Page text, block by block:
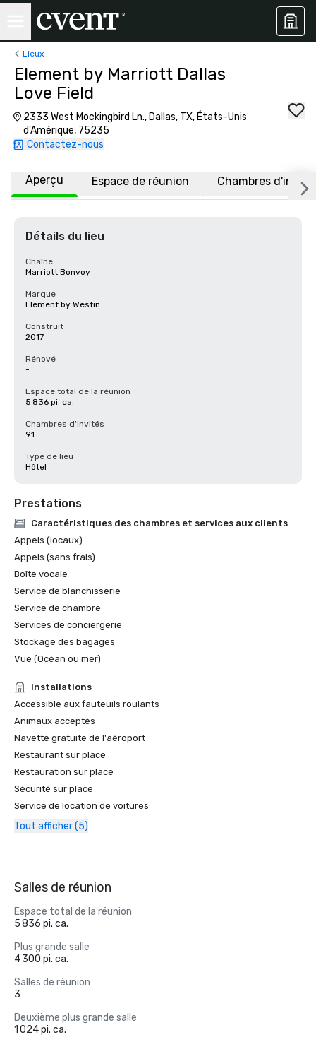
Lieux
Element by Marriott Dallas
Love Field
2333 West Mockingbird Ln., Dallas, TX, États-Unis
d'Amérique, 75235
Contactez-nous
Aperçu Espace de réunion Chambres
Détails du lieu
Chaîne
Marriott Bonvoy
Marque
Element by Westin
Construit
2017
Rénové
-
Espace total de la réunion
5 836 pi. ca.
Chambres d'invités
91
Type de lieu
Hôtel
Prestations
Caractéristiques des chambres et services aux clients
Appels (locaux)
Appels (sans frais)
Boîte vocale
Service de blanchisserie
Service de chambre
Services de conciergerie
Stockage des bagages
Vue (Océan ou mer)
Installations
Accessible aux fauteuils roulants
Animaux acceptés
Navette gratuite de l'aéroport
Restaurant sur place
Restauration sur place
Sécurité sur place
Service de location de voitures
Tout afficher (5)
Salles de réunion
Espace total de la réunion
5 836 pi. ca.
Plus grande salle
4 300 pi. ca.
Salles de réunion
3
Deuxième plus grande salle
1 024 pi. ca.